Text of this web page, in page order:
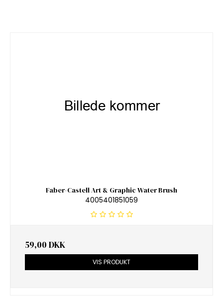
Faber-Castell Art & Graphic Water Brush
4005401851059
59,00 DKK
VIS PRODUKT